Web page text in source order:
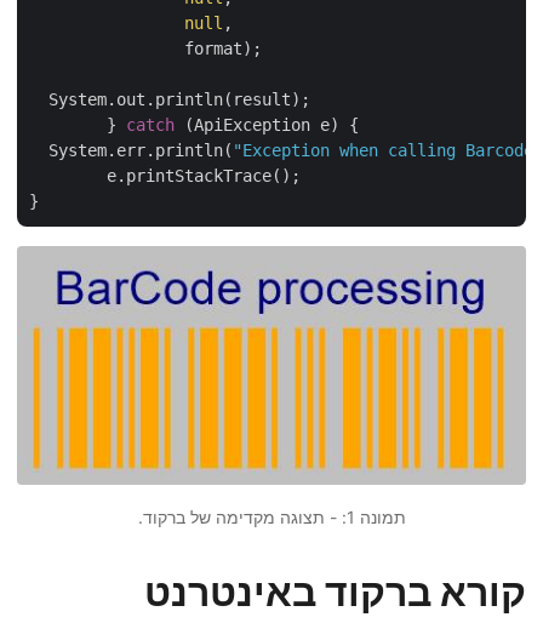
null
		format);
  System.out.println(result);
	}
catch (ApiException e) {
  System.err.println(
"Exception when calling
	e.printStackTrace();
תמונה 1: - תצוגה מקדימה של ברקוד.
קורא ברקוד באינטרנט